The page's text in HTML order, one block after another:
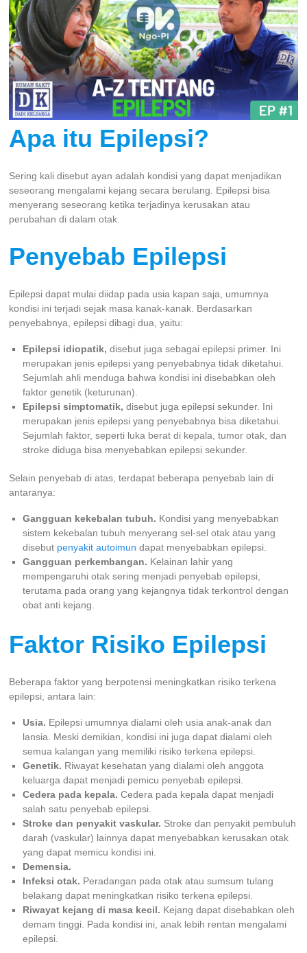
Apa itu Epilepsi?
Sering kali disebut ayan adalah kondisi yang dapat menjadikan
seseorang mengalami kejang secara berulang. Epilepsi bisa
menyerang seseorang ketika terjadinya kerusakan atau
perubahan di dalam otak.
Penyebab Epilepsi
Epilepsi dapat mulai diidap pada usia kapan saja, umumnya
kondisi ini terjadi sejak masa kanak-kanak. Berdasarkan
penyebabnya, epilepsi dibagi dua, yaitu:
Epilepsi idiopatik,disebut juga sebagai epilepsi primer. Ini
merupakan jenis epilepsi yang penyebabnya tidak diketahui.
Sejumlah ahli menduga bahwa kondisi ini disebabkan oleh
faktor genetik (keturunan).
Epilepsi simptomatik,disebut juga epilepsi sekunder. Ini
merupakan jenis epilepsi yang penyebabnya bisa diketahui.
Sejumlah faktor, seperti luka berat di kepala, tumor otak, dan
stroke diduga bisa menyebabkan epilepsi sekunder.
Selain penyebab di atas, terdapat beberapa penyebab lain di
antaranya:
Gangguan kekebalan tubuh. Kondisi yang menyebabkan
sistem kekebalan tubuh menyerang sel-sel otak atau yang
disebut penyakit autoimun dapat menyebabkan epilepsi.
Gangguan perkembangan. Kelainan lahir yang
mempengaruhi otak sering menjadi penyebab epilepsi,
terutama pada orang yang kejangnya tidak terkontrol dengan
obat anti kejang.
Faktor Risiko Epilepsi
Beberapa faktor yang berpotensi meningkatkan risiko terkena
epilepsi, antara lain:
Usia. Epilepsi umumnya dialami oleh usia anak-anak dan
lansia. Meski demikian, kondisi ini juga dapat dialami oleh
semua kalangan yang memiliki risiko terkena epilepsi.
Genetik. Riwayat kesehatan yang dialami oleh anggota
keluarga dapat menjadi pemicu penyebab epilepsi.
Cedera pada kepala.Cedera pada kepala dapat menjadi
salah satu penyebab epilepsi.
Stroke dan penyakit vaskular. Stroke dan penyakit pembuluh
darah (vaskular) lainnya dapat menyebabkan kerusakan otak
yang dapat memicu kondisi ini.
Demensia.
Infeksi otak. Peradangan pada otak atau sumsum tulang
belakang dapat meningkatkan risiko terkena epilepsi.
Riwayat kejang di masa kecil. Kejang dapat disebabkan oleh
demam tinggi. Pada kondisi ini, anak lebih rentan mengalami
epilepsi.